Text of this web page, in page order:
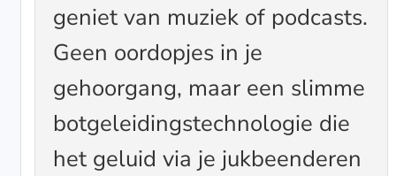
geniet van muziek of podcasts.
Geen oordopjes in je
gehoorgang, maar een slimme
botgeleidingstechnologie die
het geluid via je jukbeenderen